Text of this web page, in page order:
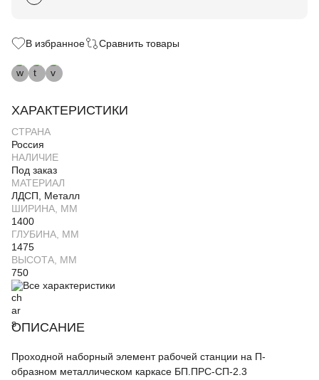
В избранное Сравнить товары
ХАРАКТЕРИСТИКИ
СТРАНА
Россия
НАЛИЧИЕ
Под заказ
МАТЕРИАЛ
ЛДСП, Металл
ШИРИНА, ММ
1400
ГЛУБИНА, ММ
1475
ВЫСОТА, ММ
750
Все характеристики
ОПИСАНИЕ
Проходной наборный элемент рабочей станции на П-
образном металлическом каркасе БП.ПРС-СП-2.3